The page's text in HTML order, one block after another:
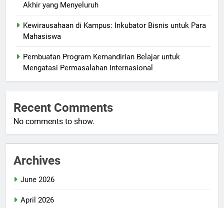
Akhir yang Menyeluruh
Kewirausahaan di Kampus: Inkubator Bisnis untuk Para
Mahasiswa
Pembuatan Program Kemandirian Belajar untuk
Mengatasi Permasalahan Internasional
Recent Comments
No comments to show.
Archives
June 2026
April 2026